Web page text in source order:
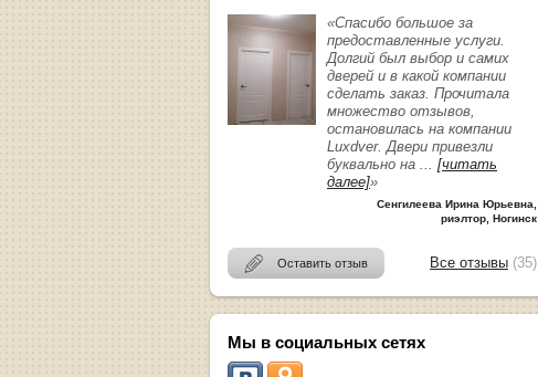
«Спасибо большое за
предоставленные услуги.
Долгий был выбор и самих
дверей и в какой компании
сделать заказ. Прочитала
множество отзывов,
остановилась на компании
Luxdver. Двери привезли
буквально на ... [читать
далее]»
Сенгилеева Ирина Юрьевна,
риэлтор, Ногинск
Оставить отзыв Все отзывы (35)
Мы в социальных сетях